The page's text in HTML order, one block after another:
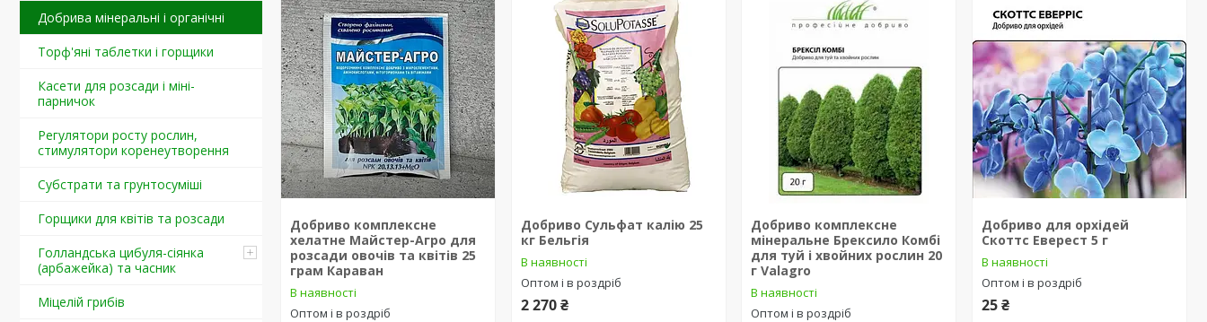
Добрива мінеральні і органічні
Торф'яні таблетки і горщики
Касети для розсади і міні-
парничок
Регулятори росту рослин,
стимулятори коренеутворення
Cубстрати та грунтосуміші
Горщики для квітів та розсади
Голландська цибуля-сіянка
(арбажейка) та часник
Міцелій грибів
Добриво комплексне
хелатне Майстер-Агро для
розсади овочів та квітів 25
грам Караван
В наявності
Оптом і в роздріб
Добриво Сульфат калію 25
кг Бельгія
В наявності
Оптом і в роздріб
2 270 ₴
Добриво комплексне
мінеральне Брексило Комбі
для туй і хвойних рослин 20
г Valagro
В наявності
Оптом і в роздріб
Добриво для орхідей
Скоттс Еверест 5 г
В наявності
Оптом і в роздріб
25 ₴